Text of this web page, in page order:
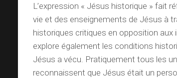
L’expression « Jésus historique » fait
vie et des enseignements de Jésus à
historiques critiques en opposition aux
explore également les conditions
Jésus a vécu. Pratiquement tous les
reconnaissent que Jésus était un